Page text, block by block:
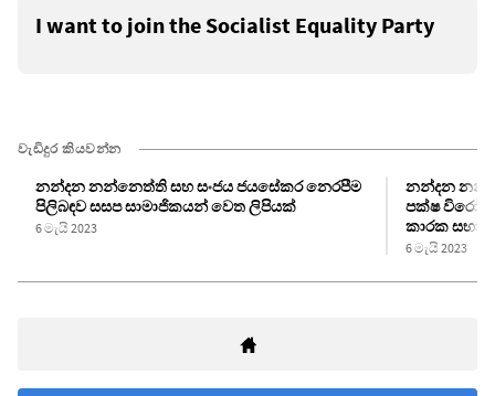
I want to join the Socialist Equality Party
වැඩිදුර කියවන්න
නන්දන නන්නෙත්ති සහ සංජය ජයසේකර නෙරපීම
පිලිබඳව සසප සාමාජිකයන් වෙත ලිපියක්
6 මැයි 2023
නන්දන
පක්ෂ විරෝධී
කාරක සභා
6 මැයි 2023